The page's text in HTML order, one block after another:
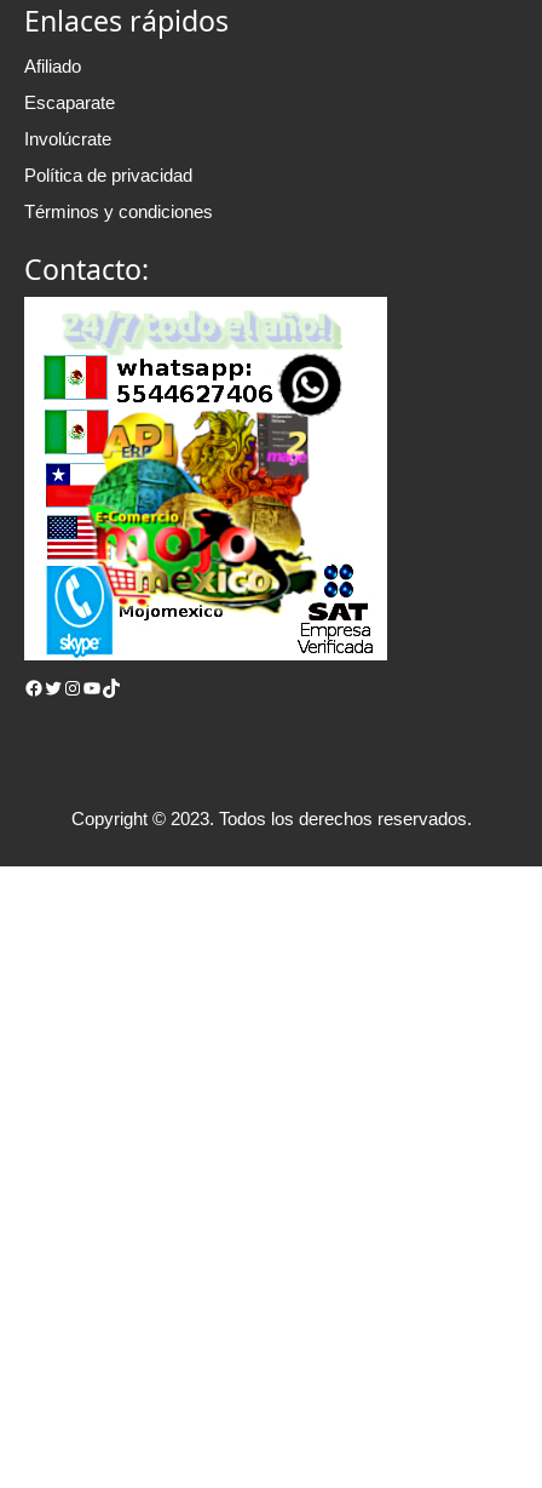
Enlaces rápidos
Afiliado
Escaparate
Involúcrate
Política de privacidad
Términos y condiciones
Contacto:
Facebook Twitter Instagram YouTube TikTok
Copyright © 2023. Todos los derechos reservados.